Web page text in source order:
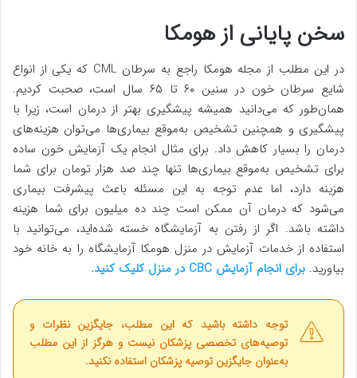
سخن پایانی از هومکا
در این مطلب از مجله هومکا راجع به سرطان CML که یکی از انواع
شایع سرطان خون در سنین ۶۰ تا ۶۵ سال است، صحبت کردیم.
همان‌طور که می‌دانید همیشه پیشگیری بهتر از درمان است، زیرا با
پیشگیری و همچنین تشخیص به‌موقع بیماری‌ها می‌توان هزینه‌های
درمان را بسیار کاهش داد. برای مثال انجام یک آزمایش خون ساده
برای تشخیص به‌موقع بیماری‌ها تنها چند صد هزار تومان برای شما
هزینه دارد، اما عدم توجه به این مسئله باعث پیشرفت بیماری‌
می‌شود که درمان آن ممکن است چند ده میلیون برای شما هزینه
داشته باشد. اگر از رفتن به آزمایشگاه خسته شده‌اید، می‌توانید با
استفاده از خدمات آزمایش در منزل هومکا آزمایشگاه را به خانه خود
بیاورید. برای انجام آزمایش CBC در منزل کلیک کنید.
توجه داشته باشید که این مطلب، جایگزین نظرات و
توصیه‌های تخصصی پزشکان نیست و هرگز از این مطلب
به‌عنوان جایگزین توصیه پزشکان استفاده نکنید.